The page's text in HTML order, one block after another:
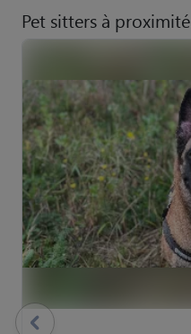
Pet sitters à proximité
previous